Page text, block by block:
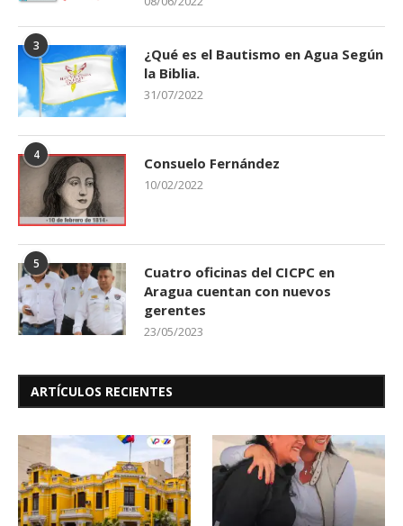
3
¿Qué es el Bautismo en Agua Según
la Biblia.
31/07/2022
4 Consuelo Fernández
10/02/2022
5
Cuatro oficinas del CICPC en
Aragua cuentan con nuevos
gerentes
23/05/2023
ARTÍCULOS RECIENTES